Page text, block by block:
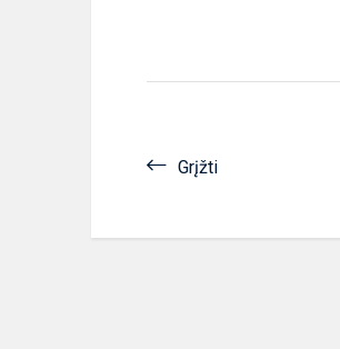
Grįžti